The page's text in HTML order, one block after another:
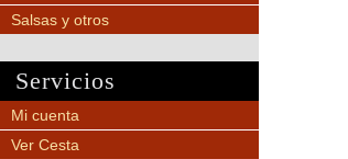
Salsas y otros
Servicios
Mi cuenta
Ver Cesta